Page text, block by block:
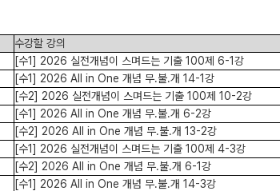
수강할 강의
[수1] 2026 실전개념이 스며드는 기출 100제 6-1강
[수1] 2026 All in One 개념 무.불.개 14-1강
[수2] 2026 실전개념이 스며드는 기출 100제 10-2강
[수1] 2026 All in One 개념 무.불.개 6-2강
[수2] 2026 All in One 개념 무.불.개 13-2강
[수1] 2026 실전개념이 스며드는 기출 100제 4-3강
[수2] 2026 All in One 개념 무.불.개 6-1강
[수1] 2026 All in One 개념 무.불.개 14-3강